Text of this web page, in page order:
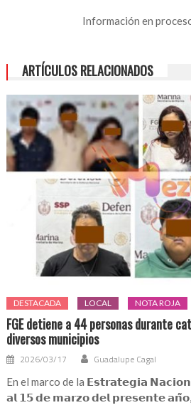
para
futuro
de
Romero
Deschamps
sindicado
Información en
ARTÍCULOS RELACIONADOS
DESTACADA LOCAL NOTA ROJA
FGE detiene a 44 personas durante
diversos municipios
2026/03/17 Guadalupe Cagal
En el marco de la 𝗘𝘀𝘁𝗿𝗮𝘁𝗲𝗴𝗶𝗮
𝗮𝗹 𝟭𝟱 𝗱𝗲 𝗺𝗮𝗿𝘇𝗼 𝗱𝗲𝗹 𝗽𝗿𝗲𝘀𝗲𝗻𝘁𝗲 𝗮𝗻̃𝗼,